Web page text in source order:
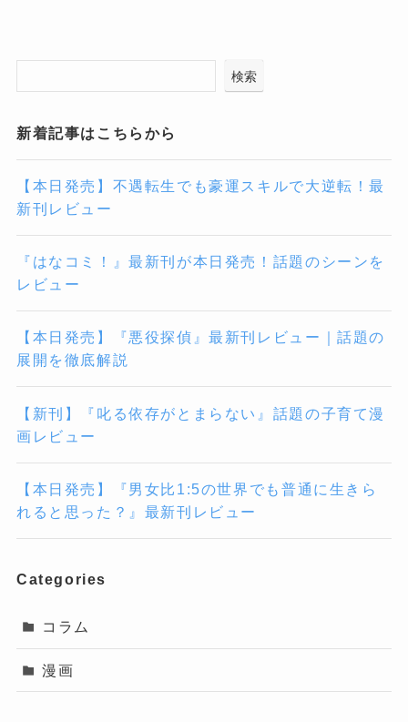
検索
新着記事はこちらから
【本日発売】不遇転生でも豪運スキルで大逆転！最
新刊レビュー
『はなコミ！』最新刊が本日発売！話題のシーンを
レビュー
【本日発売】『悪役探偵』最新刊レビュー｜話題の
展開を徹底解説
【新刊】『叱る依存がとまらない』話題の子育て漫
画レビュー
【本日発売】『男女比1:5の世界でも普通に生きら
れると思った？』最新刊レビュー
Categories
コラム
漫画